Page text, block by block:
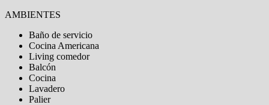
AMBIENTES
Baño de servicio
Cocina Americana
Living comedor
Balcón
Cocina
Lavadero
Palier